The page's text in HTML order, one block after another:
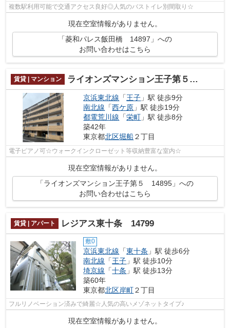
複数駅利用可能で交通アクセス良好◎人気のバストイレ別間取り☆
現在空室情報がありません。
「菱和パレス飯田橋 14897」への
お問い合わせはこちら
賃貸 | マンション ライオンズマンション王子第５ 14895
京浜東北線 「王子 」駅 徒歩9分
南北線 「西ケ原 」駅 徒歩19分
都電荒川線 「栄町 」駅 徒歩8分
築42年
東京都北区堀船２丁目
電子ピアノ可☆ウォークインクローゼット等収納豊富な室内☆
現在空室情報がありません。
「ライオンズマンション王子第５ 14895」への
お問い合わせはこちら
賃貸 | アパート レジアス東十条 14799
敷0
京浜東北線 「東十条 」駅 徒歩6分
南北線 「王子 」駅 徒歩10分
埼京線 「十条 」駅 徒歩13分
築60年
東京都北区岸町２丁目
フルリノベーション済みで綺麗☆人気の高いメゾネットタイプ♪
現在空室情報がありません。